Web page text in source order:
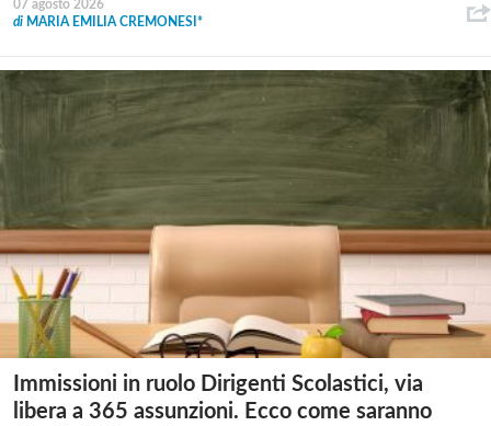
07 agosto 2026
di MARIA EMILIA CREMONESI*
Immissioni in ruolo Dirigenti Scolastici, via
libera a 365 assunzioni. Ecco come saranno